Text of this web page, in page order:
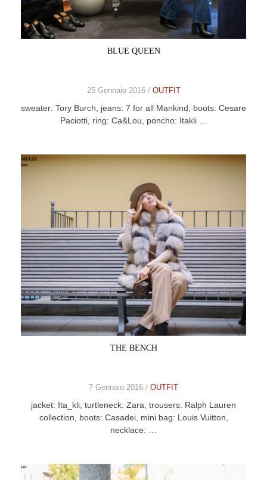
BLUE QUEEN
25 Gennaio 2016 / OUTFIT
sweater: Tory Burch, jeans: 7 for all Mankind, boots: Cesare
Paciotti, ring: Ca&Lou, poncho: Itakli …
THE BENCH
7 Gennaio 2016 / OUTFIT
jacket: Ita_kli, turtleneck: Zara, trousers: Ralph Lauren
collection, boots: Casadei, mini bag: Louis Vuitton,
necklace: …